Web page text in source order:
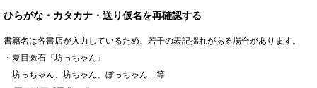
ひらがな・カタカナ・送り仮名を再確認する
書籍名は各書店が入力しているため、若干の表記揺れがある場合があります。
・夏目漱石『坊っちゃん』
坊っちゃん、坊ちゃん、ぼっちゃん…等